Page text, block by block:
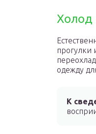
Холод
прогулки
одежду
К